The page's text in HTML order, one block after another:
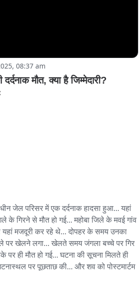
08:37 am
मौत, क्या है जिम्मेदारी?
जेल परिसर में एक दर्दनाक हादसा हुआ... यहां
गिरने से मौत हो गई... महोबा जिले के मवई गांव
यहां मजदूरी कर रहे थे... दोपहर के समय उनका
पर खेलने लगा... खेलते समय जंगला बच्चे पर गिर
ही मौत हो गई... घटना की सूचना मिलते ही
पर पूछताछ की... और शव को पोस्टमार्टम